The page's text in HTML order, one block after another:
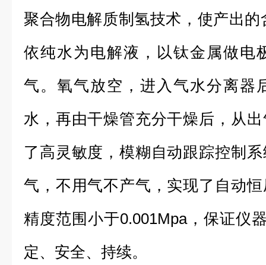
聚合物电解质制氢技术，使产出
依纯水为电解液，以钛金属做电
气。氧气放空，进入气水分离器
水，再由干燥管充分干燥后，从
了高灵敏度，模糊自动跟踪控制
气，不用气不产气，实现了自动
精度范围小于0.001Mpa，保证仪
定、安全、持续。